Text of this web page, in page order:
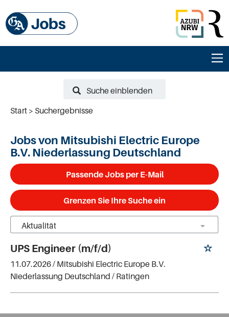
Suche einblenden
Start
Suchergebnisse
Jobs von Mitsubishi Electric Europe
B.V. Niederlassung Deutschland
Passende Jobs per E-Mail
Grenzen Sie Ihre Suche ein
UPS Engineer (m/f/d)
11.07.2026 / Mitsubishi Electric Europe B.V.
Niederlassung Deutschland / Ratingen